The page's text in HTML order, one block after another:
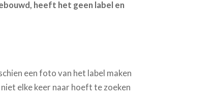
heeft het geen label en
een foto van het label maken
elke keer naar hoeft te zoeken